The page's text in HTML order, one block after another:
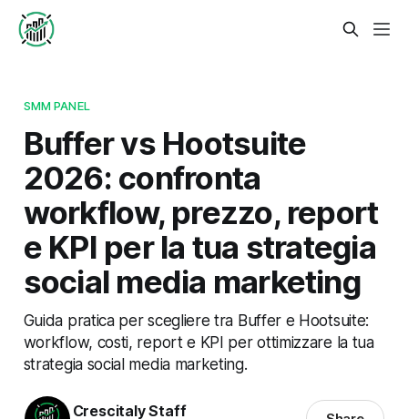
SMM PANEL
Buffer vs Hootsuite
2026: confronta
workflow, prezzo, report
e KPI per la tua strategia
social media marketing
Guida pratica per scegliere tra Buffer e Hootsuite:
workflow, costi, report e KPI per ottimizzare la tua
strategia social media marketing.
Crescitaly Staff